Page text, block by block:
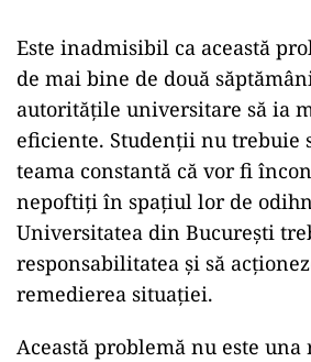
Este inadmisibil ca această
de mai bine de două
autoritățile universitare să ia
eficiente. Studenții nu trebuie
teama constantă că vor fi
nepoftiți în spațiul lor de
Universitatea din București
responsabilitatea și să
remedierea situației.
Această problemă nu este una